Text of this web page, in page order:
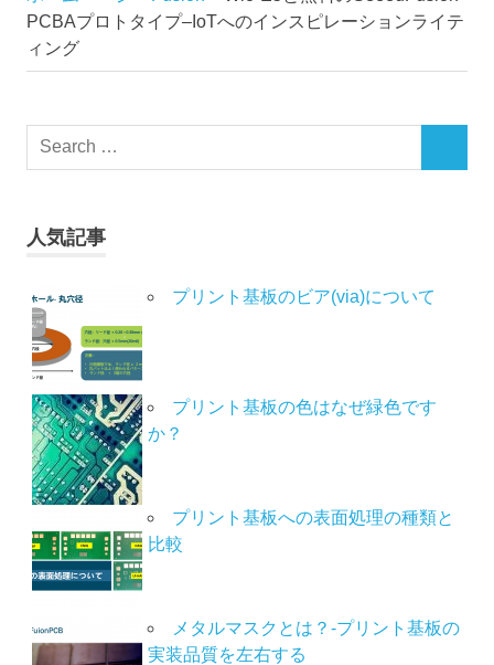
PCBAプロトタイプ–IoTへのインスピレーションライテ
ィング
人気記事
プリント基板のビア(via)について
プリント基板の色はなぜ緑色です
か？
プリント基板への表面処理の種類と
比較
メタルマスクとは？-プリント基板の
実装品質を左右する